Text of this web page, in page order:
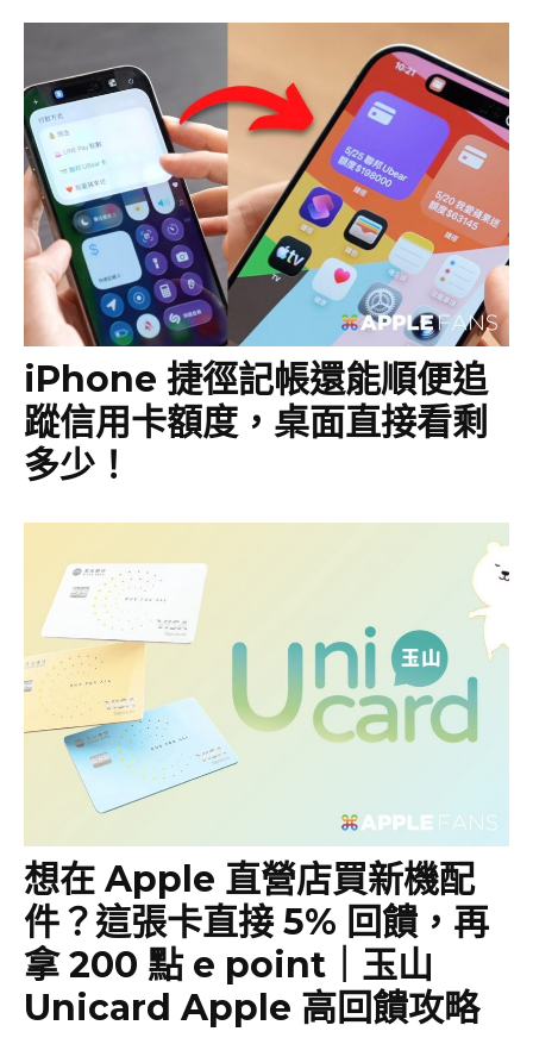
iPhone 捷徑記帳還能順便追
蹤信用卡額度，桌面直接看剩
多少！
想在 Apple 直營店買新機配
件？這張卡直接 5% 回饋，再
拿 200 點 e point｜玉山
Unicard Apple 高回饋攻略